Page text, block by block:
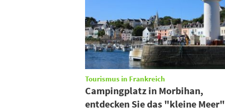
Tourismus in Frankreich
Campingplatz in Morbihan,
entdecken Sie das "kleine Meer"